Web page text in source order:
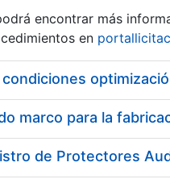
encontrar más
en